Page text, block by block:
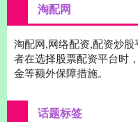
淘配网
淘配网,网络配资,配资炒
者在选择股票配资平台时
金等额外保障措施。
话题标签